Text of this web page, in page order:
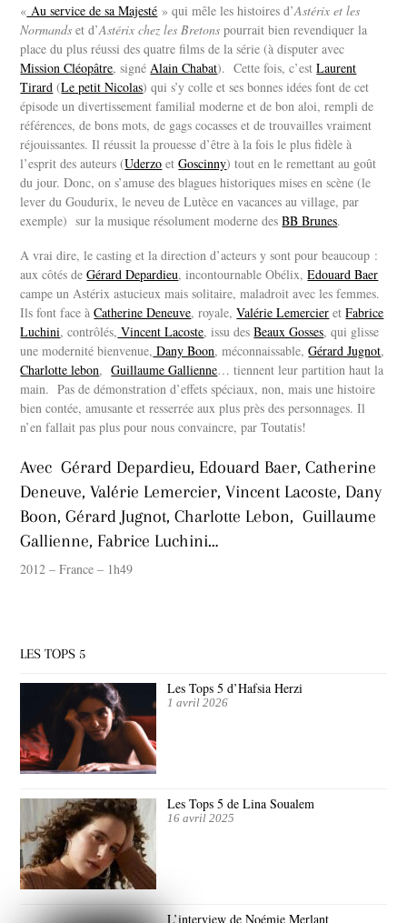
« Au service de sa Majesté » qui mêle les histoires d’Astérix et les
Normands et d’Astérix chez les Bretons pourrait bien revendiquer la
place du plus réussi des quatre films de la série (à disputer avec
Mission Cléopâtre, signé Alain Chabat). Cette fois, c’estLaurent
Tirard (Le petit Nicolas) qui s’y colle et ses bonnes idées font de cet
épisode un divertissement familial moderne et de bon aloi, rempli de
références, de bons mots, de gags cocasses et de trouvailles vraiment
réjouissantes. Ilréussit la prouesse d’être à la fois le plus fidèle à
l’esprit des auteurs (Uderzo etGoscinny) tout en le remettant au goût
du jour. Donc, on s’amuse des blagues historiques mises en scène (le
lever du Goudurix, le neveu de Lutèce en vacances au village, par
exemple) sur la musique résolument moderne desBB Brunes.
A vrai dire, le casting et la direction d’acteurs y sont pour beaucoup :
aux côtés deGérard Depardieu, incontournable Obélix,Edouard Baer
campe un Astérix astucieux mais solitaire, maladroit avec les femmes.
Ils font face àCatherine Deneuve, royale,Valérie Lemercier etFabrice
Luchini, contrôlés, Vincent Lacoste, issu desBeaux Gosses, qui glisse
une modernité bienvenue, Dany Boon, méconnaissable,Gérard Jugnot,
Charlotte lebon,Guillaume Gallienne… tiennent leur partition haut la
main. Pas de démonstration d’effets spéciaux, non, mais une histoire
bien contée, amusante et resserrée aux plus près des personnages. Il
n’en fallait pas plus pour nous convaincre,par Toutatis!
Avec Gérard Depardieu, Edouard Baer, Catherine
Deneuve, Valérie Lemercier, Vincent Lacoste, Dany
Boon, Gérard Jugnot, Charlotte Lebon, Guillaume
Gallienne, Fabrice Luchini…
2012 – France – 1h49
LES TOPS 5
Les Tops 5 d’Hafsia Herzi
1 avril 2026
Les Tops 5 de Lina Soualem
16 avril 2025
L’interview de Noémie Merlant